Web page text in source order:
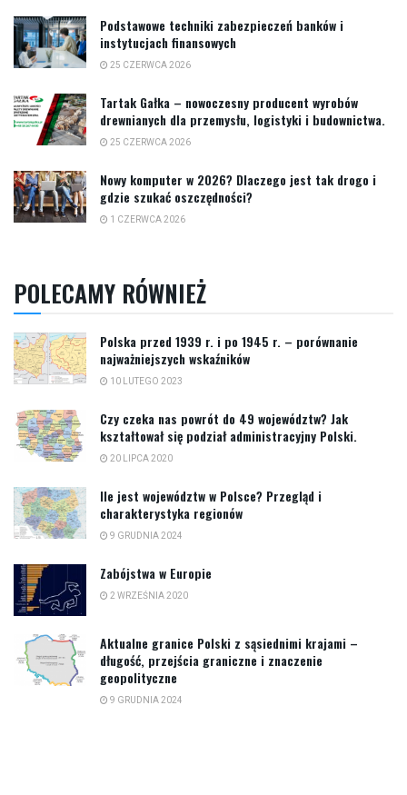
Podstawowe techniki zabezpieczeń banków i
instytucjach finansowych
25 CZERWCA 2026
Tartak Gałka – nowoczesny producent wyrobów
drewnianych dla przemysłu, logistyki i budownictwa.
25 CZERWCA 2026
Nowy komputer w 2026? Dlaczego jest tak drogo i
gdzie szukać oszczędności?
1 CZERWCA 2026
POLECAMY RÓWNIEŻ
Polska przed 1939 r. i po 1945 r. – porównanie
najważniejszych wskaźników
10 LUTEGO 2023
Czy czeka nas powrót do 49 województw? Jak
kształtował się podział administracyjny Polski.
20 LIPCA 2020
Ile jest województw w Polsce? Przegląd i
charakterystyka regionów
9 GRUDNIA 2024
Zabójstwa w Europie
2 WRZEŚNIA 2020
Aktualne granice Polski z sąsiednimi krajami –
długość, przejścia graniczne i znaczenie
geopolityczne
9 GRUDNIA 2024